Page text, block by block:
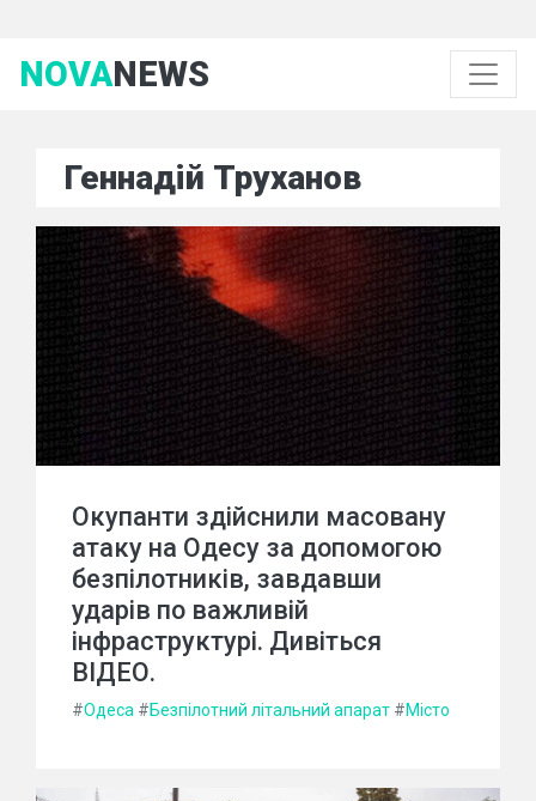
NOVANEWS
Геннадій Труханов
Окупанти здійснили масовану
атаку на Одесу за допомогою
безпілотників, завдавши
ударів по важливій
інфраструктурі. Дивіться
ВIДЕО.
#Одеса #Безпілотний літальний апарат #Місто